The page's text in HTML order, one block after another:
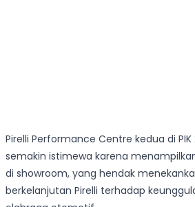
Pirelli Performance Centre kedua di
semakin istimewa karena
di showroom, yang hendak
berkelanjutan Pirelli terhadap